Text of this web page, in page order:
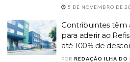
5 DE NOVEMBRO DE
Contribuintes têm
para aderir ao
até 100% de
POR REDAÇÃO ILHA DO